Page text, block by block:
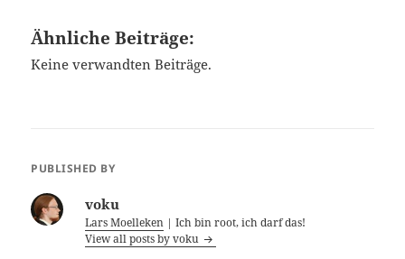
Ähnliche Beiträge:
Keine verwandten Beiträge.
PUBLISHED BY
voku
Lars Moelleken | Ich bin root, ich darf das!
View all posts by voku